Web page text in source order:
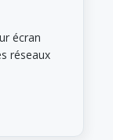
écran
réseaux